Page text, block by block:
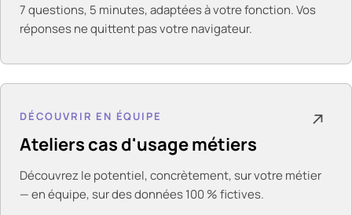
7 questions, 5 minutes, adaptées à votre fonction. Vos
réponses ne quittent pas votre navigateur.
DÉCOUVRIR EN ÉQUIPE
Ateliers cas d'usage métiers
Découvrez le potentiel, concrètement, sur votre métier
— en équipe, sur des données 100 % fictives.
↗